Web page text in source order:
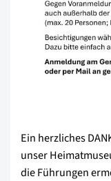
Ein herzliches
unser
die Führungen